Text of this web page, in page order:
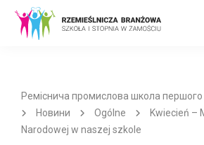
Реміснича промислова школа першого
Новини
Ogólne
Kwiecień –
Narodowej w naszej szkole